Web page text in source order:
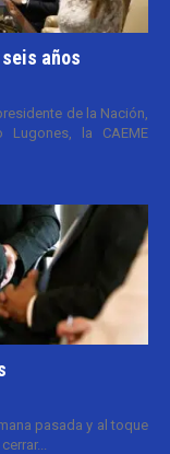
años
de la Nación,
la CAEME
pasada y al toque